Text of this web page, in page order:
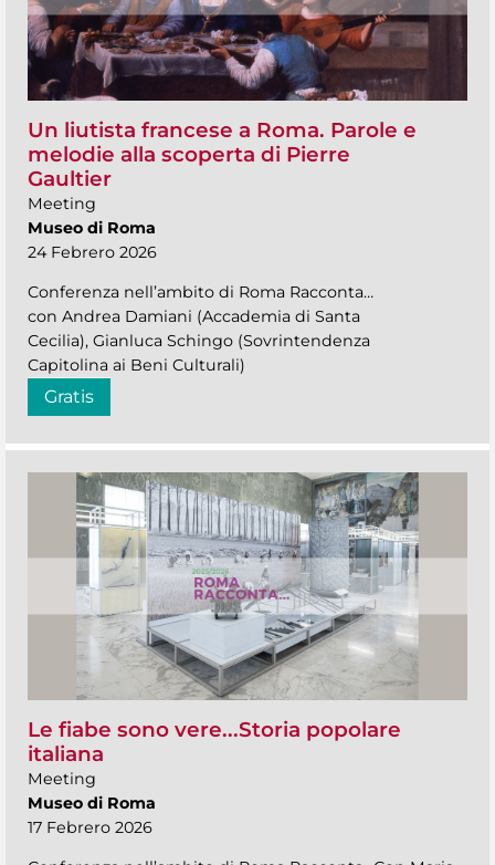
Un liutista francese a Roma. Parole e
melodie alla scoperta di Pierre
Gaultier
Meeting
Museo di Roma
24 Febrero 2026
Conferenza nell’ambito di Roma Racconta…
con Andrea Damiani (Accademia di Santa
Cecilia), Gianluca Schingo (Sovrintendenza
Capitolina ai Beni Culturali)
Gratis
Le fiabe sono vere...Storia popolare
italiana
Meeting
Museo di Roma
17 Febrero 2026